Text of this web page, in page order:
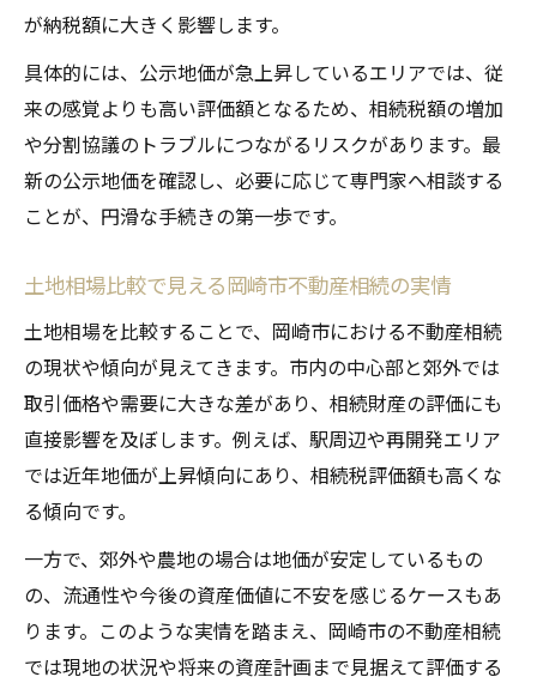
が納税額に大きく影響します。
具体的には、公示地価が急上昇しているエリアでは、従
来の感覚よりも高い評価額となるため、相続税額の増加
や分割協議のトラブルにつながるリスクがあります。最
新の公示地価を確認し、必要に応じて専門家へ相談する
ことが、円滑な手続きの第一歩です。
土地相場比較で見える岡崎市不動産相続の実情
土地相場を比較することで、岡崎市における不動産相続
の現状や傾向が見えてきます。市内の中心部と郊外では
取引価格や需要に大きな差があり、相続財産の評価にも
直接影響を及ぼします。例えば、駅周辺や再開発エリア
では近年地価が上昇傾向にあり、相続税評価額も高くな
る傾向です。
一方で、郊外や農地の場合は地価が安定しているもの
の、流通性や今後の資産価値に不安を感じるケースもあ
ります。このような実情を踏まえ、岡崎市の不動産相続
では現地の状況や将来の資産計画まで見据えて評価する